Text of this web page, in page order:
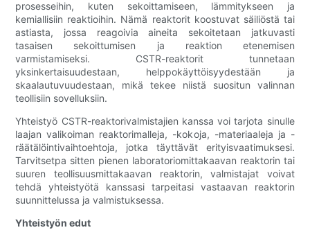
prosesseihin, kuten sekoittamiseen, lämmitykseen ja
kemiallisiin reaktioihin. Nämä reaktorit koostuvat säiliöstä tai
astiasta, jossa reagoivia aineita sekoitetaan jatkuvasti
tasaisen sekoittumisen ja reaktion etenemisen
varmistamiseksi. CSTR-reaktorit tunnetaan
yksinkertaisuudestaan, helppokäyttöisyydestään ja
skaalautuvuudestaan, mikä tekee niistä suositun valinnan
teollisiin sovelluksiin.
Yhteistyö CSTR-reaktorivalmistajien kanssa voi tarjota sinulle
laajan valikoiman reaktorimalleja, -kokoja, -materiaaleja ja -
räätälöintivaihtoehtoja, jotka täyttävät erityisvaatimuksesi.
Tarvitsetpa sitten pienen laboratoriomittakaavan reaktorin tai
suuren teollisuusmittakaavan reaktorin, valmistajat voivat
tehdä yhteistyötä kanssasi tarpeitasi vastaavan reaktorin
suunnittelussa ja valmistuksessa.
Yhteistyön edut